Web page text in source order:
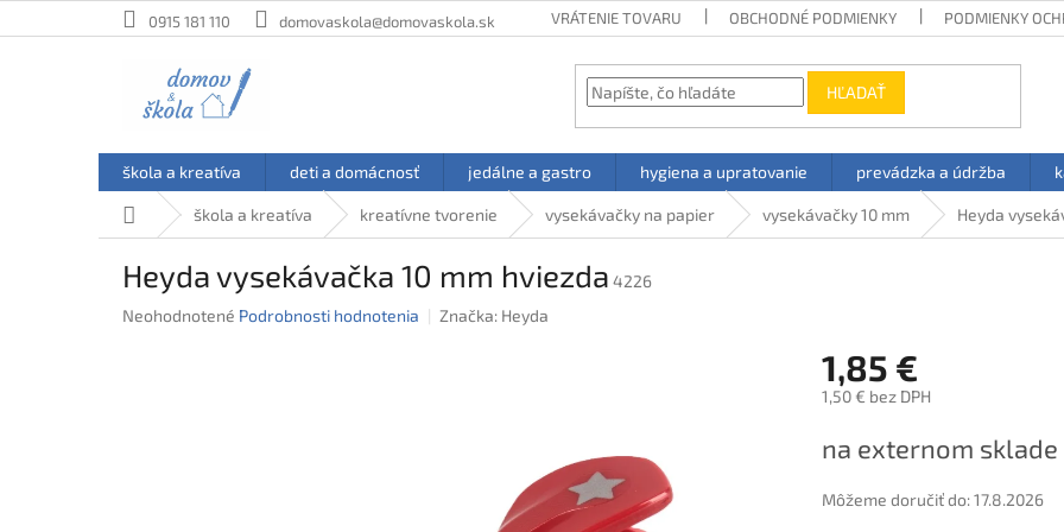
na
0915 181 110 domovaskola@domovaskola.sk VRÁTENIE TOVARU OBCHODNÉ PODMIENKY PODMIENKY
HĽADAŤ
škola a kreatíva deti a domácnosť jedálne a gastro hygiena a upratovanie prevádzka a údržba
Domovškola a kreatíva kreatívne tvorenie vysekávačky na papier vysekávačky 10 mm Heyda
Heyda vysekávačka 10 mm hviezda 4226
Priemerné
Neohodnotené Podrobnosti hodnotenia Značka: Heyda
1,85 €
1,50 € bez DPH
cena:
na externom sklade
Môžeme doručiť do:17.8.2026